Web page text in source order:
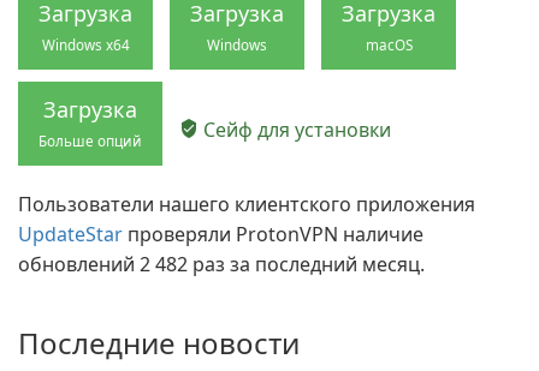
Загрузка
Windows x64
Загрузка
Windows
Загрузка
macOS
Загрузка
Больше опций Сейф для установки
Пользователи нашего клиентского приложения
UpdateStar проверяли ProtonVPN наличие
обновлений 2 482 раз за последний месяц.
Последние новости